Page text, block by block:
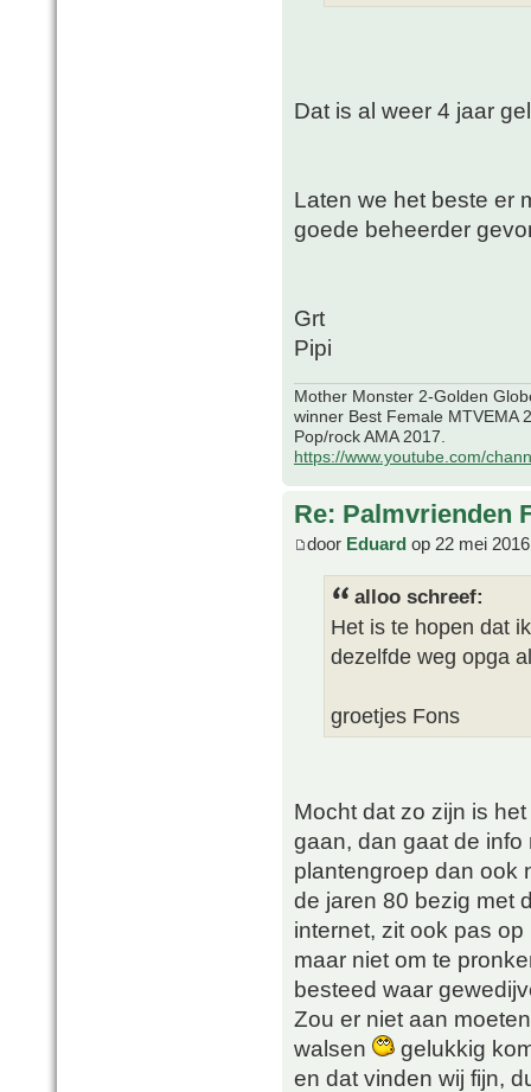
Dat is al weer 4 jaar
Laten we het beste er
goede beheerder
Grt
Pipi
Mother Monster 2-Golden
winner Best Female MTVEMA
Pop/rock AMA 2017.
https://www.youtube.com/
Re: Palmvrienden
door Eduard op 22 mei
alloo schreef:
Het is te hopen dat
dezelfde weg opga
groetjes Fons
Mocht dat zo zijn is
gaan, dan gaat de
plantengroep dan ook
de jaren 80 bezig met
internet, zit ook pas
maar niet om te
besteed waar
Zou er niet aan
walsen
gelukkig
en dat vinden wij fijn,